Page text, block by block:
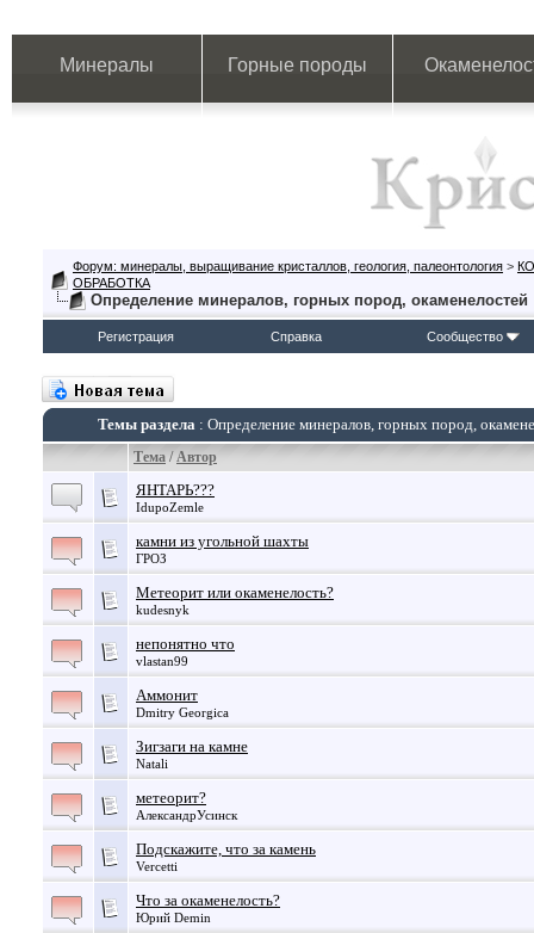
Минералы Горные породы
Форум: минералы, выращивание кристаллов, геология, палеонтология >
ОБРАБОТКА
Определение минералов, горных пород, окаменелостей
Регистрация Справка Сообщество
Темы раздела : Определение минералов, горных пород,
Тема /Автор
ЯНТАРЬ???
IdupoZemle
камни из угольной шахты
ГРОЗ
Метеорит или окаменелость?
kudesnyk
непонятно что
vlastan99
Аммонит
Dmitry Georgica
Зигзаги на камне
Natali
метеорит?
АлександрУсинск
Подскажите, что за камень
Vercetti
Что за окаменелость?
Юрий Demin